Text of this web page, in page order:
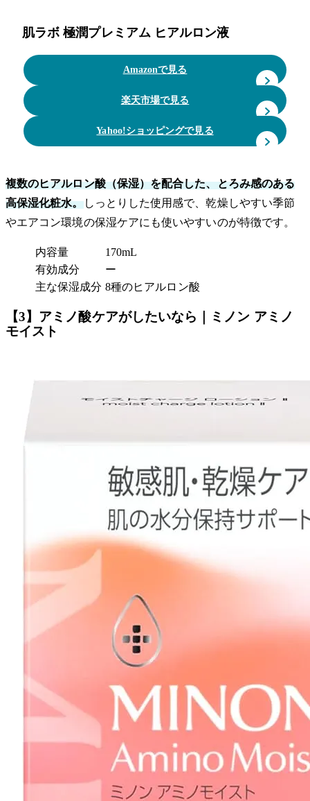
肌ラボ 極潤プレミアム ヒアルロン液
Amazonで見る
楽天市場で見る
Yahoo!ショッピングで見る
複数のヒアルロン酸（保湿）を配合した、とろみ感のある
高保湿化粧水。しっとりした使用感で、乾燥しやすい季節
やエアコン環境の保湿ケアにも使いやすいのが特徴です。
内容量
170mL
有効成分
ー
主な保湿成分 8種のヒアルロン酸
【3】アミノ酸ケアがしたいなら｜ミノン アミノ
モイスト